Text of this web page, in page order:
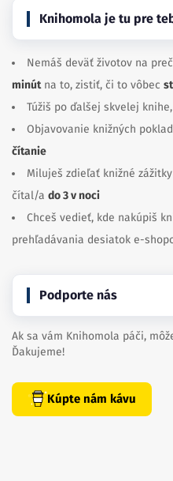
Knihomola je tu pre
Nemáš deväť životov na
minútna to, zistiť, či to vôbec
Túžiš po ďalšej skvelej
Objavovanie knižných
čítanie
Miluješ zdieľať knižné
čítal/a do 3 v noci
Chceš vedieť, kde nakúpiš
prehľadávania desiatok e-
Podporte nás
Ak sa vám Knihomola páči,
Ďakujeme!
Kúpte nám kávu